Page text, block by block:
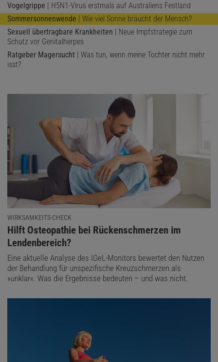
Vogelgrippe | H5N1-Virus erstmals auf Australiens Festland
Sommersonnenwende | Wie viel Sonne braucht der Mensch?
Sexuell übertragbare Krankheiten | Neue Impfstrategie zum
Schutz vor Genitalherpes
Ratgeber Magersucht | Was tun, wenn meine Tochter nicht mehr
isst?
WIRKSAMKEITS-CHECK
:
Hilft Osteopathie bei Rückenschmerzen im
Lendenbereich?
Eine aktuelle Analyse des IGeL-Monitors bewertet den Nutzen
der Behandlung für unspezifische Kreuzschmerzen als
»unklar«. Was die Ergebnisse bedeuten – und was nicht.